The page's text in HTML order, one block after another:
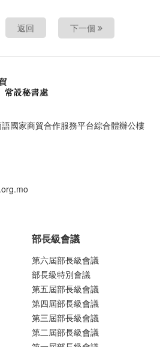
返回 下一個
國家商貿合作服務平台綜合體辦公樓
部長級會議
第六屆部長級會議
部長級特別會議
第五屆部長級會議
第四屆部長級會議
第三屆部長級會議
第二屆部長級會議